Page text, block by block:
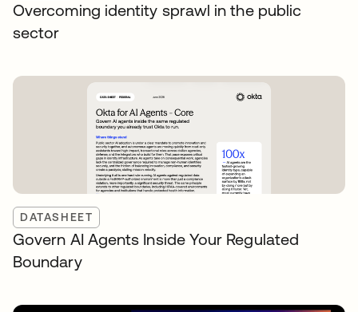
Overcoming identity sprawl in the public
sector
DATASHEET
Govern AI Agents Inside Your Regulated
Boundary